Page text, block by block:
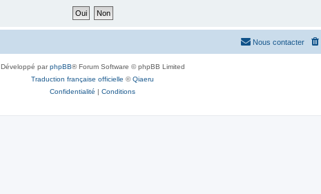
Nous contacter
Développé parphpBB® Forum Software © phpBB Limited
Traduction française officielle ©Qiaeru
Confidentialité | Conditions